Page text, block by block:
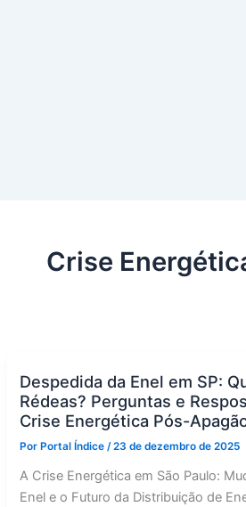
Crise
Despedida da Enel em SP:
Rédeas? Perguntas e
Crise Energética Pós-
Por Portal Índice/23 de dezembro de 2025
A Crise Energética em São Paulo:
Enel e o Futuro da Distribuição de